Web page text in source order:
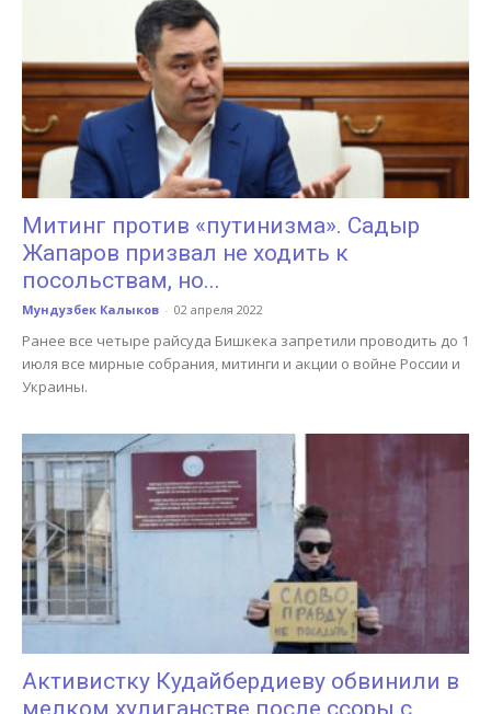
Митинг против «путинизма». Садыр
Жапаров призвал не ходить к
посольствам, но...
Мундузбек Калыков - 02 апреля 2022
Ранее все четыре райсуда Бишкека запретили проводить до 1
июля все мирные собрания, митинги и акции о войне России и
Украины.
Активистку Кудайбердиеву обвинили в